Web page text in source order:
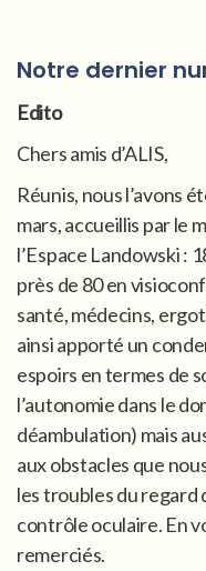
Notre dernier
Edito
Chers amis d’ALIS,
Réunis, nous l’avons
mars, accueillis par le
l’Espace Landowski :
près de 80 en
santé, médecins,
ainsi apporté un
espoirs en termes de
l’autonomie dans le
déambulation) mais
aux obstacles que
les troubles du regard
contrôle oculaire. En
remerciés.